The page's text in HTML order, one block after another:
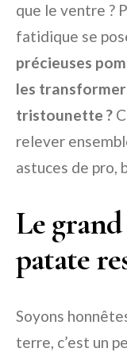
que le ventre ?
fatidique se
précieuses
les
tristounette ?
relever
astuces de pro,
Le
patate
Soyons
terre, c’est un